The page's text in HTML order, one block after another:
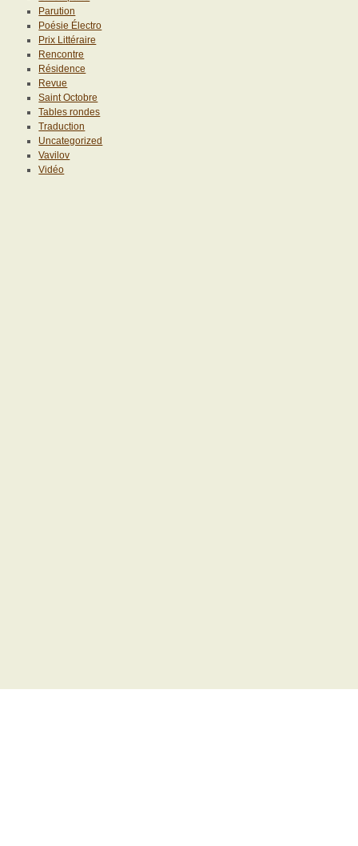
Parution
Poésie Électro
Prix Littéraire
Rencontre
Résidence
Revue
Saint Octobre
Tables rondes
Traduction
Uncategorized
Vavilov
Vidéo